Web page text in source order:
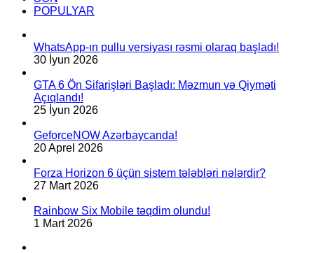
POPULYAR
WhatsApp-ın pullu versiyası rəsmi olaraq başladı!
30 İyun 2026
GTA 6 Ön Sifarişləri Başladı: Məzmun və Qiyməti
Açıqlandı!
25 İyun 2026
GeforceNOW Azərbaycanda!
20 Aprel 2026
Forza Horizon 6 üçün sistem tələbləri nələrdir?
27 Mart 2026
Rainbow Six Mobile təqdim olundu!
1 Mart 2026